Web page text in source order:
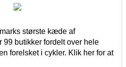
største kæde af
99 butikker fordelt over hele
forelsket i cykler. Klik her for at